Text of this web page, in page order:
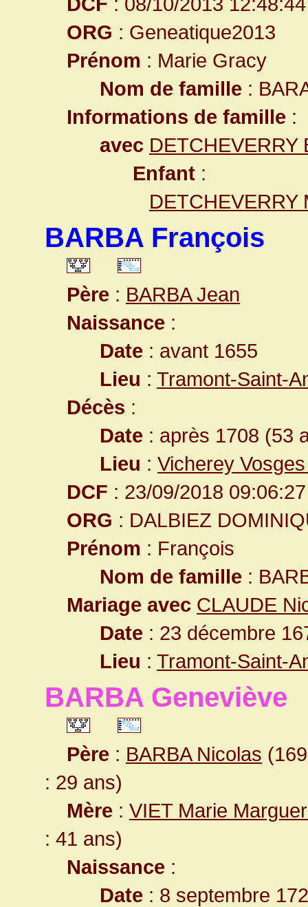
ORG : Geneatique2013
Prénom : Marie Gracy
Nom de famille :
Informations de famille :
avec DETCHEVERRY
Enfant :
DETCHEVERRY
BARBA François
Père : BARBA Jean
Naissance :
Date : avant 1655
Lieu : Tramont-Saint-
Décès :
Date : après 1708 (53
Lieu : Vicherey
DCF : 23/09/2018 09:06:27
ORG : DALBIEZ
Prénom : François
Nom de famille :
Mariage avec CLAUDE
Date : 23 décembre
Lieu : Tramont-Saint-
BARBA Geneviève
Père : BARBA Nicolas
: 29 ans)
Mère : VIET Marie
: 41 ans)
Naissance :
Date : 8 septembre